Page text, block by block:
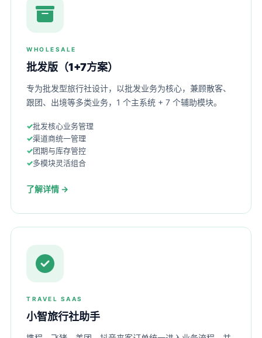
WHOLESALE
批发版（1+7方案）
专为批发型旅行社设计，以批发业务为核心，兼顾散客、
跟团、出境等多类业务，1 个主系统 + 7 个辅助模块。
批发核心业务管理
渠道商统一管理
团期与库存管控
多模块灵活组合
了解详情 →
TRAVEL SAAS
小智旅行社助手